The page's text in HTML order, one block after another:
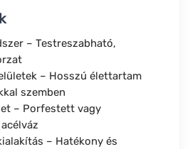
– Testreszabható,
– Hosszú élettartam
szemben
– Porfestett vagy
– Hatékony és